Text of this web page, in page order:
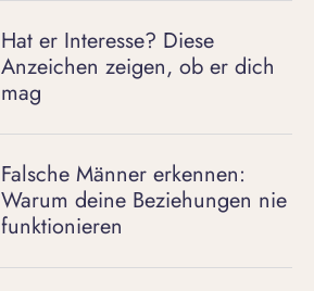
Hat er Interesse? Diese
Anzeichen zeigen, ob er dich
mag
Falsche Männer erkennen:
Warum deine Beziehungen nie
funktionieren